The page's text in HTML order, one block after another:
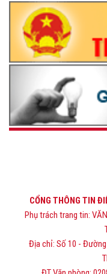
CỔNG THÔNG TIN
Phụ trách trang tin:
Địa chỉ: Số 10 -